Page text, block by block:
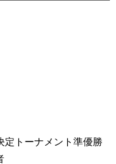
定トーナメント準優勝